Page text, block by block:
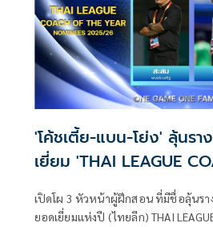
'โค้ชเตี้ย-แบน-โย่ง' ลุ้นร
เยี่ยม 'THAI LEAGUE
เปิดโผ 3 หัวหน้าผู้ฝึกสอน ที่มีชื่อลุ้นร
ยอดเยี่ยมแห่งปี (ไทยลีก) THAI LEAGUE